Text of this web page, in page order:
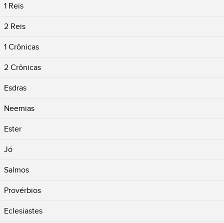
1 Reis
2 Reis
1 Crônicas
2 Crônicas
Esdras
Neemias
Ester
Jó
Salmos
Provérbios
Eclesiastes